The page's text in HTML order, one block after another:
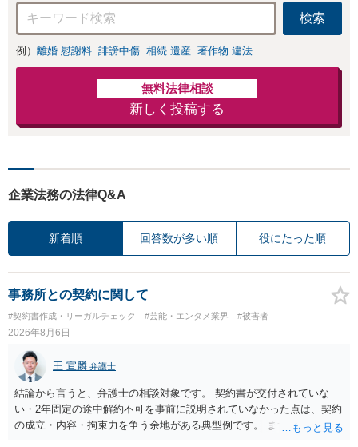
検索
例） 離婚 慰謝料 誹謗中傷 相続 遺産 著作物 違法
無料法律相談
新しく投稿する
企業法務の法律Q&A
新着順 回答数が多い順 役にたった順
事務所との契約に関して
#契約書作成・リーガルチェック #芸能・エンタメ業界 #被害者
2026年8月6日
王 宣麟 弁護士
結論から言うと、弁護士の相談対象です。 契約書が交付されていな
い・2年固定の途中解約不可を事前に説明されていなかった点は、契約
の成立・内容・拘束力を争う余地がある典型例です。 まずは、運営と